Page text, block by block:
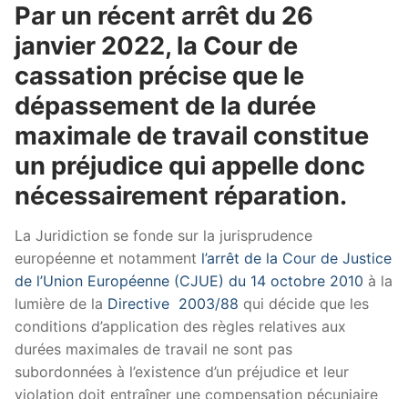
Par un récent arrêt du 26
janvier 2022, la Cour de
cassation précise que le
dépassement de la durée
maximale de travail constitue
un préjudice qui appelle donc
nécessairement réparation.
La Juridiction se fonde sur la jurisprudence
européenne et notamment l’arrêt de la Cour de Justice
de l’Union Européenne (CJUE) du 14 octobre 2010 à la
lumière de la Directive 2003/88 qui décide que les
conditions d’application des règles relatives aux
durées maximales de travail ne sont pas
subordonnées à l’existence d’un préjudice et leur
violation doit entraîner une compensation pécuniaire